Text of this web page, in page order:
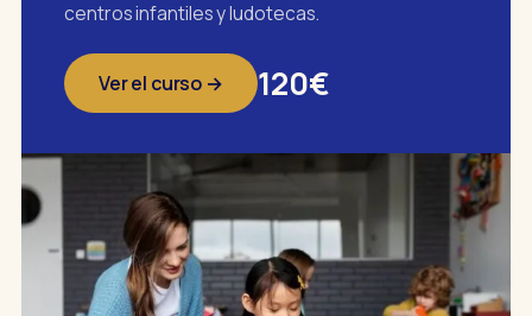
centros infantiles y ludotecas.
Ver el curso → 120€